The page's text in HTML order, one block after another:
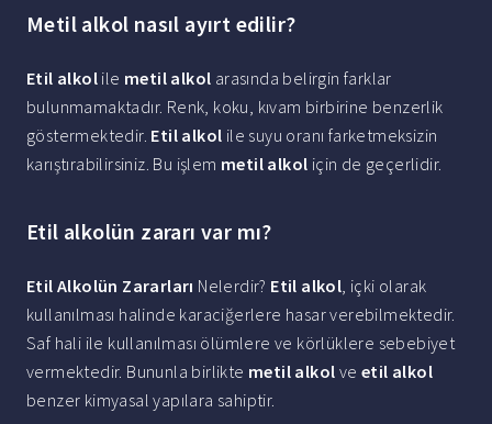
Metil alkol nasıl ayırt edilir?
Etil alkol ile metil alkol arasında belirgin farklar
bulunmamaktadır. Renk, koku, kıvam birbirine benzerlik
göstermektedir. Etil alkol ile suyu oranı farketmeksizin
karıştırabilirsiniz. Bu işlem metil alkol için de geçerlidir.
Etil alkolün zararı var mı?
Etil Alkolün Zararları Nelerdir? Etil alkol, içki olarak
kullanılması halinde karaciğerlere hasar verebilmektedir.
Saf hali ile kullanılması ölümlere ve körlüklere sebebiyet
vermektedir. Bununla birlikte metil alkol veetil alkol
benzer kimyasal yapılara sahiptir.